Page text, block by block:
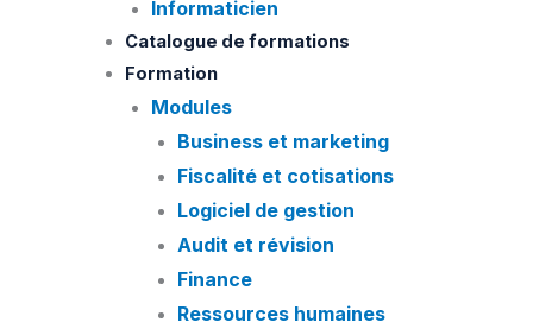
Informaticien
Catalogue de formations
Formation
Modules
Business et marketing
Fiscalité et cotisations
Logiciel de gestion
Audit et révision
Finance
Ressources humaines